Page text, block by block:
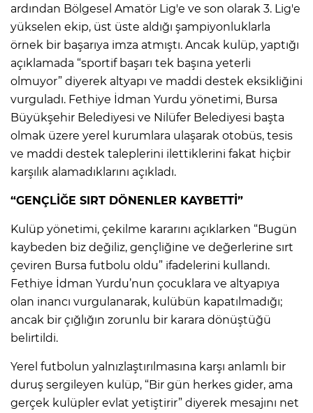
ardından Bölgesel Amatör Lig'e ve son olarak 3. Lig'e
yükselen ekip, üst üste aldığı şampiyonluklarla
örnek bir başarıya imza atmıştı. Ancak kulüp, yaptığı
açıklamada “sportif başarı tek başına yeterli
olmuyor” diyerek altyapı ve maddi destek eksikliğini
vurguladı. Fethiye İdman Yurdu yönetimi, Bursa
Büyükşehir Belediyesi ve Nilüfer Belediyesi başta
olmak üzere yerel kurumlara ulaşarak otobüs, tesis
ve maddi destek taleplerini ilettiklerini fakat hiçbir
karşılık alamadıklarını açıkladı.
“GENÇLİĞE SIRT DÖNENLER KAYBETTİ”
Kulüp yönetimi, çekilme kararını açıklarken “Bugün
kaybeden biz değiliz, gençliğine ve değerlerine sırt
çeviren Bursa futbolu oldu” ifadelerini kullandı.
Fethiye İdman Yurdu’nun çocuklara ve altyapıya
olan inancı vurgulanarak, kulübün kapatılmadığı;
ancak bir çığlığın zorunlu bir karara dönüştüğü
belirtildi.
Yerel futbolun yalnızlaştırılmasına karşı anlamlı bir
duruş sergileyen kulüp, “Bir gün herkes gider, ama
gerçek kulüpler evlat yetiştirir” diyerek mesajını net